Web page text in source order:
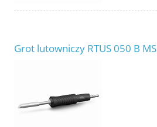
Grot lutowniczy RTUS 050 B MS